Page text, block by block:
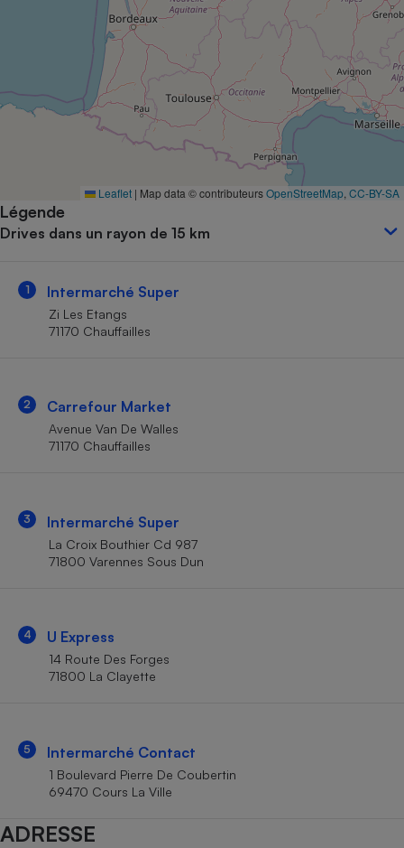
Leaflet | Map data © contributeursOpenStreetMap CC-BY-SA
Légende
Drives dans un rayon de 15 km
1 Intermarché Super
Zi Les Etangs
71170 Chauffailles
2 Carrefour Market
Avenue Van De Walles
71170 Chauffailles
3 Intermarché Super
La Croix Bouthier Cd 987
71800 Varennes Sous Dun
4 U Express
14 Route Des Forges
71800 La Clayette
5 Intermarché Contact
1 Boulevard Pierre De Coubertin
69470 Cours La Ville
ADRESSE
Complément
alimentaire
bouteille
Assurance emprunteur
Petit électroménager -
Matelas
Mutuelle